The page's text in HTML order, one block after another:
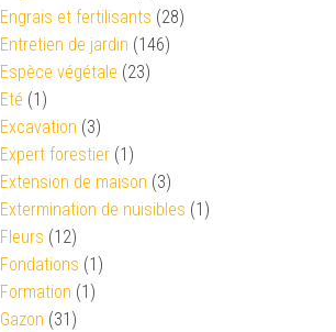
Engrais et fertilisants (28)
Entretien de jardin (146)
Espèce végétale (23)
Eté (1)
Excavation (3)
Expert forestier (1)
Extension de maison (3)
Extermination de nuisibles (1)
Fleurs (12)
Fondations (1)
Formation (1)
Gazon (31)